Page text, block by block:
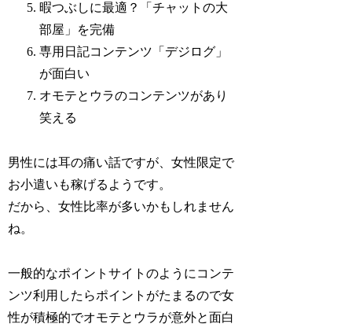
暇つぶしに最適？「チャットの大
部屋」を完備
専用日記コンテンツ「デジログ」
が面白い
オモテとウラのコンテンツがあり
笑える
男性には耳の痛い話ですが、女性限定で
お小遣いも稼げるようです。
だから、女性比率が多いかもしれません
ね。
一般的なポイントサイトのようにコンテ
ンツ利用したらポイントがたまるので女
性が積極的でオモテとウラが意外と面白